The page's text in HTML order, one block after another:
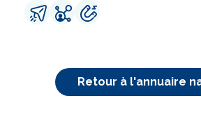
Retour à l'annuaire